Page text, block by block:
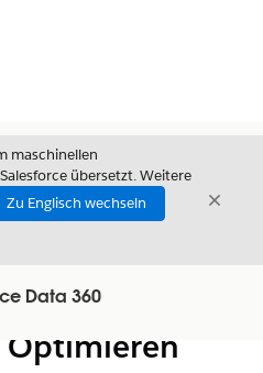
maschinellen
übersetzt. Weitere
Zu Englisch wechseln
Data 360